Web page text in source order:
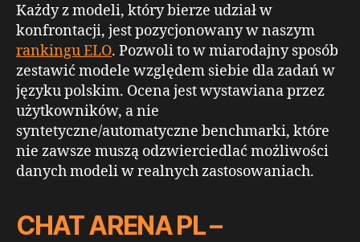
Każdy z modeli, który bierze udział w
konfrontacji, jest pozycjonowany w naszym
rankingu ELO. Pozwoli to w miarodajny sposób
zestawić modele względem siebie dla zadań w
języku polskim. Ocena jest wystawiana przez
użytkowników, a nie
syntetyczne/automatyczne benchmarki, które
nie zawsze muszą odzwierciedlać możliwości
danych modeli w realnych zastosowaniach.
CHAT ARENA PL –